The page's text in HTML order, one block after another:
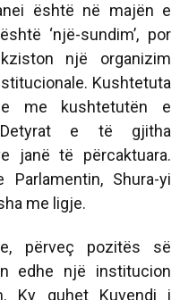
është në majën e
‘një-sundim’, por
një organizim
Kushtetuta
me kushtetutën e
e të gjitha
janë të përcaktuara.
Shura-yi
me ligje.
përveç pozitës së
edhe një institucion
Ky quhet Kuvendi i